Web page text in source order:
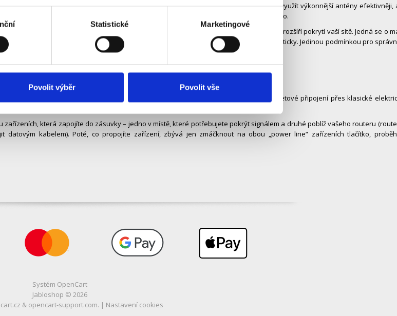
Statistické Marketingové
Povolit výběr Povolit vše
V tom případě se zřejmě nevyhnete koupi silnějšího zařízení. Dražší routery dovedou využít výkonnější antény efektivněji,
signálu stěnami. Může také ale nastat situace, kdy je jeden router na celý váš dům málo.
neboli prodlužovače signálu. Jejich výhoda spočívá v tom, že spolehlivě zesílí a rozšíří pokrytí vaší sítě. Jedná se o
Konfigurace je velmi jednoduchá a většinou se pouze stiskem tlačítka nastaví automaticky. Jedinou podmínkou pro
je dostatečný signál vaší stávající wi-fi sítě (obecně alespoň 1-2 čárky).
vše, existuje ještě jedno řešení. Jedná se o technologii, která umožňuje vést internetové připojení přes klasické
zařízeních, která zapojíte do zásuvky – jedno v místě, které potřebujete pokrýt signálem a druhé poblíž vašeho routeru
datovým kabelem). Poté, co propojíte zařízení, zbývá jen zmáčknout na obou „power line“ zařízeních tlačítko,
Systém OpenCart
Jabloshop © 2026
& opencart-support.com. | Nastavení cookies